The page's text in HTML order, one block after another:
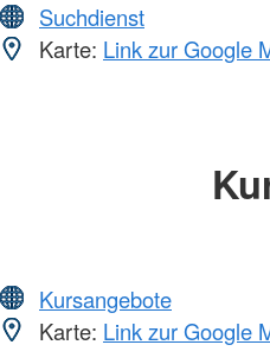
Suchdienst
Karte: Link zur Google
Kursangebote
Karte: Link zur Google